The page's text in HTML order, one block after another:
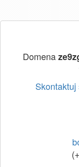
Domena
Skontaktuj